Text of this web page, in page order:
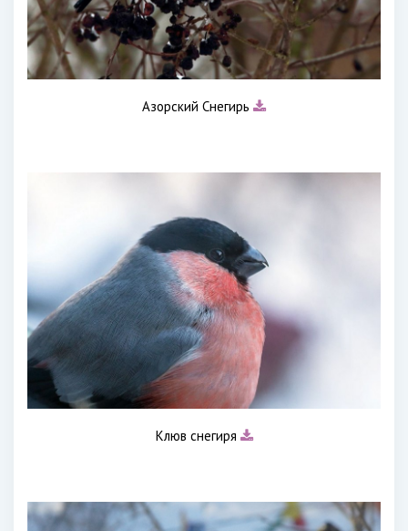
Азорский Снегирь
Клюв снегиря